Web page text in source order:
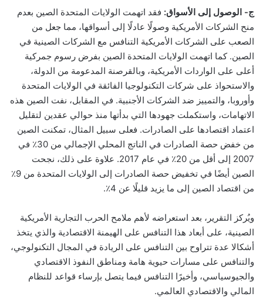
ج- الوصول إلى الأسواق: فقد اتهمت الولايات المتحدة الصين بعدم
منح الشركات الأمريكية وصولًا عادلًا إلى أسواقها، مما جعل من
الصعب على الشركات الأمريكية التنافس مع الشركات الصينية في
الصين. كما اتهمت الولايات المتحدة الصين بفرض رسوم جمركية
أعلى على الواردات الأمريكية، وبالقرصنة المدعومة من الدولة،
والاستحواذ على شركات التكنولوجيا الفائقة في الولايات المتحدة
وأوروبا، والتمييز ضد الشركات الأجنبية. في المقابل، نفت الصين هذه
الاتهامات، واستكملت جهودها التي بدأتها منذ حوالي عقدين لتقليل
اعتماد اقتصادها على الصادرات. فعلى سبيل المثال، تمكنت الصين
من خفض حصة الصادرات في الناتج المحلي الإجمالي من 30٪ في
2007 إلى أقل من 20٪ في عام 2017. علاوة على ذلك، نجحت
الصين أيضًا في تخفيض حصة الصادرات إلى الولايات المتحدة من 9٪
من اقتصاد الصين إلى ما يزيد قليلًا عن 4٪
.
ويُركز التقرير، بعد استعراضه لأهم ملامح الحرب التجارية الأمريكية
الصينية، على أبعاد هذا التنافس على الهيمنة الاقتصادية والذي يتخذ
أشكالا عدة تتراوح بين التنافس على الريادة في المجال التكنولوجي،
والتنافس على مسارات حيوية هامة ومناطق النفوذ الاقتصادي
والجيوسياسي، وأخيرًا التنافس فيما يتصل بإرساء قواعد للنظام
المالي والاقتصادي العالمي.